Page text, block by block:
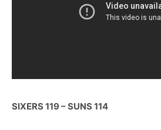
SIXERS 119 – SUNS 114